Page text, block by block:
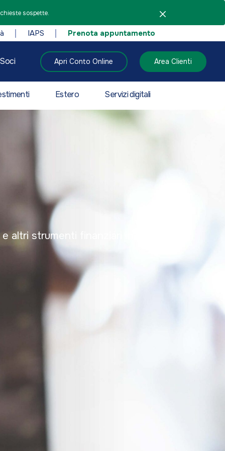
sospette.
IAPS Prenota appuntamento
Soci Apri Conto Online Area Clienti
Estero Servizi digitali
altri strumenti finanziari in modo